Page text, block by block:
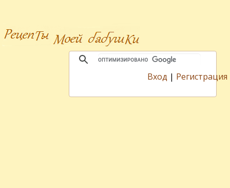
Вход | Регистрация